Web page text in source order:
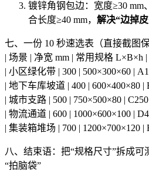
镀锌角钢包边：宽度≥30 mm
合长度≥40 mm， 解决“边掉
七、一份 10 秒速选表（直接截图保
| 场景 | 净宽 mm | 常用规格 L×B×h |
| 小区绿化带 | 300 | 500×300×60 |
| 地下车库坡道 | 400 | 600×400×80 |
| 城市支路 | 500 | 750×500×80 |
| 物流通道 | 600 | 1000×600×100 |
| 集装箱堆场 | 700 | 1200×700×120 |
八、结束语：把“规格尺寸”拆成
“拍脑袋”